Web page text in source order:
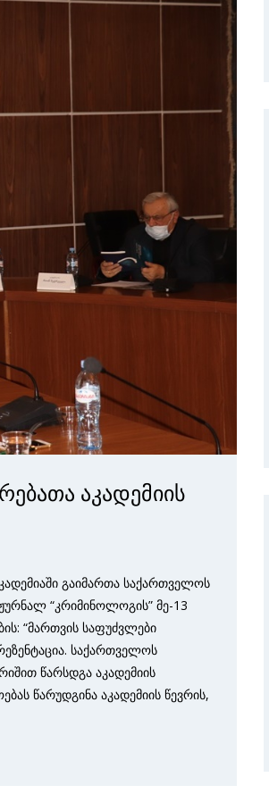
აკადემიის
გაიმართა საქართველოს
“კრიმინოლოგის” მე-13
“მართვის საფუძვლები
საქართველოს
წარსდგა აკადემიის
წარუდგინა აკადემიის წევრის,